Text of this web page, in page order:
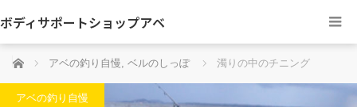
ボディサポートショップアベ
ホーム アベの釣り自慢, ベルのしっぽ 濁りの中のチニング
アベの釣り自慢